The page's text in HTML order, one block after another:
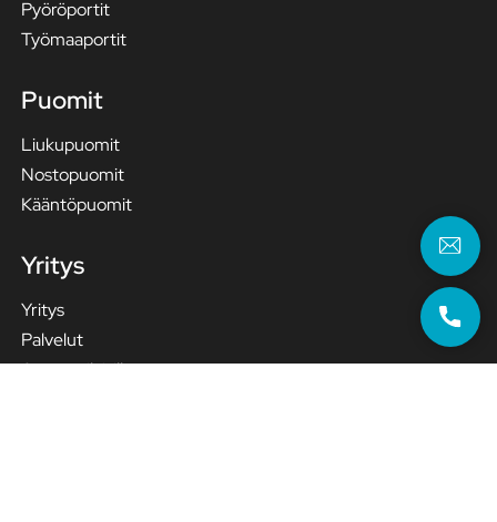
Pyöröportit
Työmaaportit
Puomit
Liukupuomit
Nostopuomit
Kääntöpuomit
Yritys
Yritys
Palvelut
Ammattilaisille